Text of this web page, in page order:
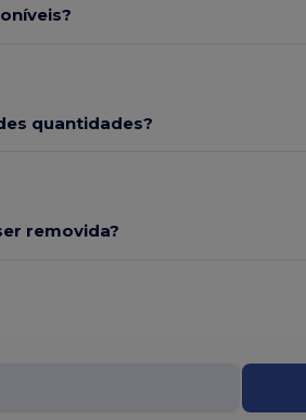
quantidades?
removida?